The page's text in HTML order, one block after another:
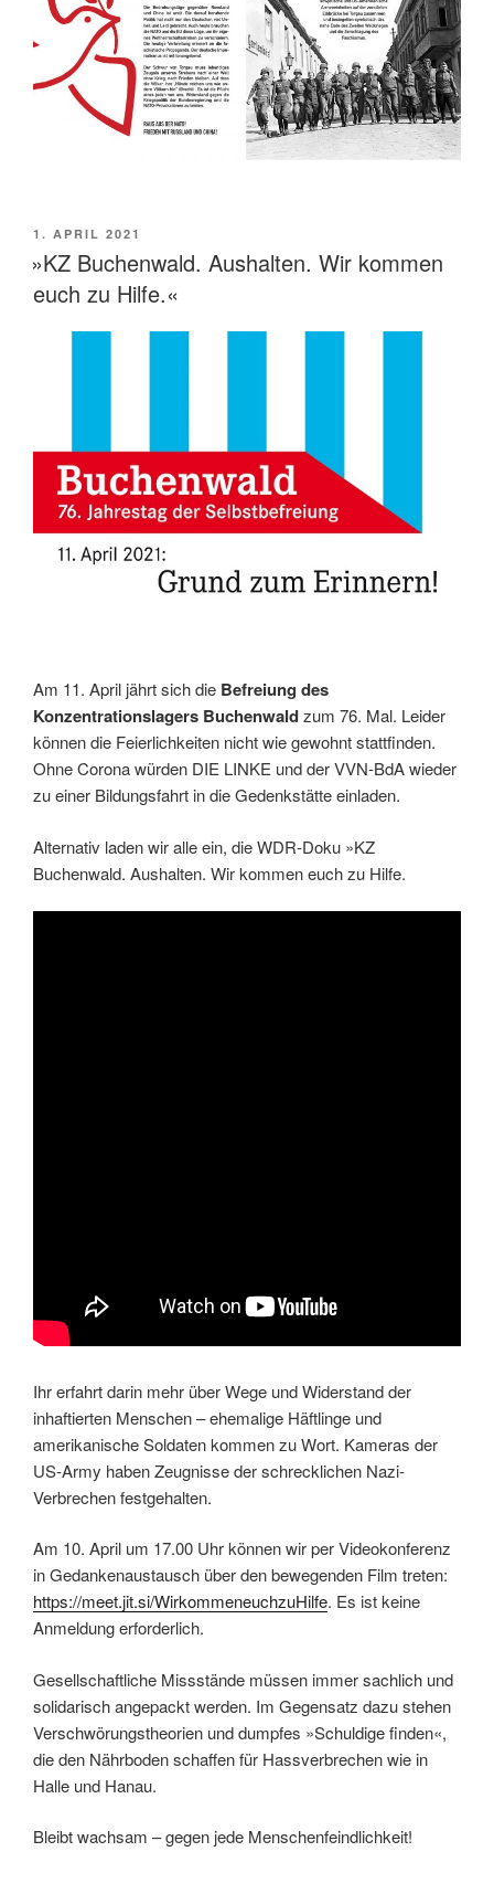
VERÖFFENTLICHT
AM
1. APRIL 2021
»KZ Buchenwald. Aushalten. Wir kommen
euch zu Hilfe.«
Am 11. April jährt sich die Befreiung des
Konzentrationslagers Buchenwaldzum 76. Mal. Leider
können die Feierlichkeiten nicht wie gewohnt stattfinden.
Ohne Corona würden DIE LINKE und der VVN-BdA wieder
zu einer Bildungsfahrt in die Gedenkstätte einladen.
Alternativ laden wir alle ein, die WDR-Doku »KZ
Buchenwald. Aushalten. Wir kommen euch zu Hilfe.
Ihr erfahrt darin mehr über Wege und Widerstand der
inhaftierten Menschen – ehemalige Häftlinge und
amerikanische Soldaten kommen zu Wort. Kameras der
US-Army haben Zeugnisse der schrecklichen Nazi-
Verbrechen festgehalten.
Am 10. April um 17.00 Uhr können wir per Videokonferenz
in Gedankenaustausch über den bewegenden Film treten:
https://meet.jit.si/WirkommeneuchzuHilfe. Es ist keine
Anmeldung erforderlich.
Gesellschaftliche Missstände müssen immer sachlich und
solidarisch angepackt werden. Im Gegensatz dazu stehen
Verschwörungstheorien und dumpfes »Schuldige finden«,
die den Nährboden schaffen für Hassverbrechen wie in
Halle und Hanau.
Bleibt wachsam – gegen jede Menschenfeindlichkeit!